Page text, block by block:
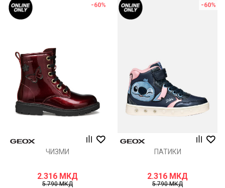
-60%
ЧИЗМИ
2.316 МКД
5.790МКД
-60%
ПАТИКИ
2.316 МКД
5.790МКД